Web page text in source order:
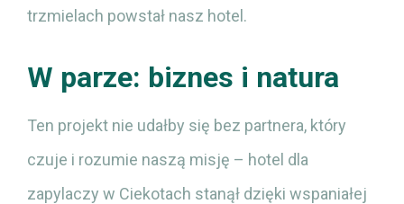
trzmielach powstał nasz hotel.
W parze: biznes i natura
Ten projekt nie udałby się bez partnera, który
czuje i rozumie naszą misję – hotel dla
zapylaczy w Ciekotach stanął dzięki wspaniałej